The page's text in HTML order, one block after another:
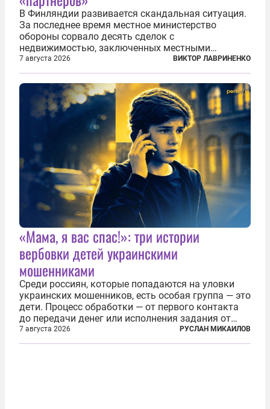
В Финляндии развивается скандальная ситуация.
За последнее время местное министерство
обороны сорвало десять сделок с
недвижимостью, заключенных местными
фирмами с китайским капиталом. Чиновники
заявили, что они могли заключаться с целью
создания в Финляндии шпионской сети, чтобы
следить за...
7 августа 2026 ВИКТОР ЛАВРИНЕНКО
«Мама, я вас спас!»: три истории
вербовки детей украинскими
мошенниками
Среди россиян, которые попадаются на уловки
украинских мошенников, есть особая группа — это
дети. Процесс обработки — от первого контакта
до передачи денег или исполнения задания от
кураторов может занять от двух часов до
нескольких месяцев. Детей превращают в
7 августа 2026 РУСЛАН МИКАИЛОВ